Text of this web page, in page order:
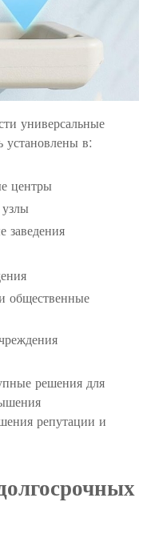
универсальные
в:
центры
заведения
общественные
решения для
репутации и